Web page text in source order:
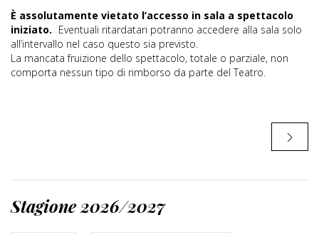
È assolutamente vietato l’accesso in sala a spettacolo
iniziato. Eventuali ritardatari potranno accedere alla sala solo
all’intervallo nel caso questo sia previsto.
La mancata fruizione dello spettacolo, totale o parziale, non
comporta nessun tipo di rimborso da parte del Teatro.
Stagione 2026/2027